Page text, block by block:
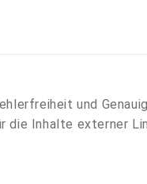
und
die Inhalte externer